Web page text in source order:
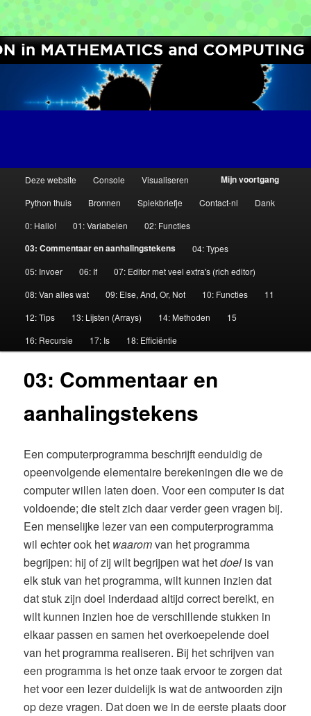
[Distance Education in Python]
Spring
de
primaire
Spring
de
secundaire
Mijn voortgang
Deze website Console
Visualiseren
Python thuis
Bronnen Spiekbriefje Contact-nl
Dank
0: Hallo!
01: Variabelen 02: Functies
03: Commentaar en aanhalingstekens
04: Types
05: Invoer
06: If
07: Editor met veel extra's (rich editor)
08: Van alles wat
09: Else, And, Or, Not 10: Functies
11
12: Tips
13: Lijsten (Arrays) 14: Methoden
15
16: Recursie
17: Is 18: Efficiëntie
03: Commentaar en
aanhalingstekens
Een computerprogramma beschrijft eenduidig de
opeenvolgende elementaire berekeningen die we de
computer willen laten doen. Voor een computer is dat
voldoende; die stelt zich daar verder geen vragen bij.
Een menselijke lezer van een computerprogramma
wil echter ook het waaromvan het programma
begrijpen: hij of zij wilt begrijpen wat hetdoel is van
elk stuk van het programma, wilt kunnen inzien dat
dat stuk zijn doel inderdaad altijd correct bereikt, en
wilt kunnen inzien hoe de verschillende stukken in
elkaar passen en samen het overkoepelende doel
van het programma realiseren. Bij het schrijven van
een programma is het onze taak ervoor te zorgen dat
het voor een lezer duidelijk is wat de antwoorden zijn
op deze vragen. Dat doen we in de eerste plaats door
Computer Science Circles